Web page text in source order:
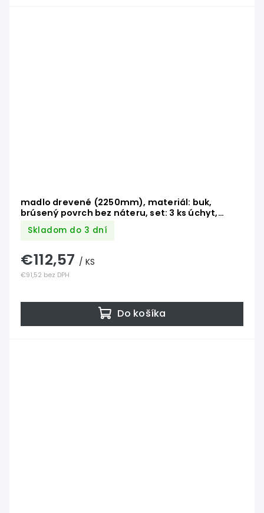
madlo drevené (2250mm), materiál: buk,
brúsený povrch bez náteru, set: 3 ks úchyt,
madlo s ukončením
Skladom do 3 dní
€91,52 bez DPH
€112,57 / KS
Do košíka